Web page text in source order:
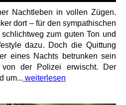
Nachtleben in vollen Zügen.
dort – für den sympathischen
zum guten Ton und
dazu. Doch die Quittung
eines Nachts betrunken sein
der Polizei erwischt. Der
um... weiterlesen